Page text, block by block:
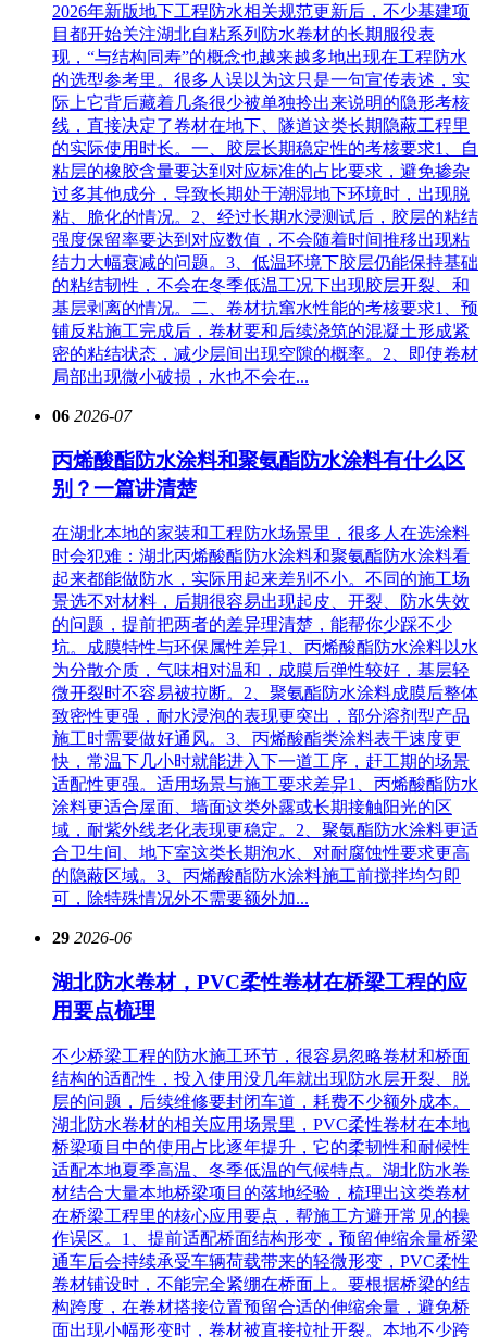
2026年新版地下工程防水相关规范更新后，不少基建项
目都开始关注湖北自粘系列防水卷材的长期服役表
现，“与结构同寿”的概念也越来越多地出现在工程防水
的选型参考里。很多人误以为这只是一句宣传表述，实
际上它背后藏着几条很少被单独拎出来说明的隐形考核
线，直接决定了卷材在地下、隧道这类长期隐蔽工程里
的实际使用时长。一、胶层长期稳定性的考核要求1、自
粘层的橡胶含量要达到对应标准的占比要求，避免掺杂
过多其他成分，导致长期处于潮湿地下环境时，出现脱
粘、脆化的情况。2、经过长期水浸测试后，胶层的粘结
强度保留率要达到对应数值，不会随着时间推移出现粘
结力大幅衰减的问题。3、低温环境下胶层仍能保持基础
的粘结韧性，不会在冬季低温工况下出现胶层开裂、和
基层剥离的情况。二、卷材抗窜水性能的考核要求1、预
铺反粘施工完成后，卷材要和后续浇筑的混凝土形成紧
密的粘结状态，减少层间出现空隙的概率。2、即使卷材
局部出现微小破损，水也不会在...
06 2026-07
丙烯酸酯防水涂料和聚氨酯防水涂料有什么区
别？一篇讲清楚
在湖北本地的家装和工程防水场景里，很多人在选涂料
时会犯难：‌湖北丙烯酸酯防水涂料‌和聚氨酯防水涂料看
起来都能做防水，实际用起来差别不小。不同的施工场
景选不对材料，后期很容易出现起皮、开裂、防水失效
的问题，提前把两者的差异理清楚，能帮你少踩不少
坑。成膜特性与环保属性差异1、丙烯酸酯防水涂料以水
为分散介质，气味相对温和，成膜后弹性较好，基层轻
微开裂时不容易被拉断。2、聚氨酯防水涂料成膜后整体
致密性更强，耐水浸泡的表现更突出，部分溶剂型产品
施工时需要做好通风。3、丙烯酸酯类涂料表干速度更
快，常温下几小时就能进入下一道工序，赶工期的场景
适配性更强。适用场景与施工要求差异1、丙烯酸酯防水
涂料更适合屋面、墙面这类外露或长期接触阳光的区
域，耐紫外线老化表现更稳定。2、聚氨酯防水涂料更适
合卫生间、地下室这类长期泡水、对耐腐蚀性要求更高
的隐蔽区域。3、丙烯酸酯防水涂料施工前搅拌均匀即
可，除特殊情况外不需要额外加...
29 2026-06
湖北防水卷材，PVC柔性卷材在桥梁工程的应
用要点梳理
不少桥梁工程的防水施工环节，很容易忽略卷材和桥面
结构的适配性，投入使用没几年就出现防水层开裂、脱
层的问题，后续维修要封闭车道，耗费不少额外成本。
湖北防水卷材的相关应用场景里，PVC柔性卷材在本地
桥梁项目中的使用占比逐年提升，它的柔韧性和耐候性
适配本地夏季高温、冬季低温的气候特点。湖北防水卷
材结合大量本地桥梁项目的落地经验，梳理出这类卷材
在桥梁工程里的核心应用要点，帮施工方避开常见的操
作误区。1、提前适配桥面结构形变，预留伸缩余量‌桥梁
通车后会持续承受车辆荷载带来的轻微形变，PVC柔性
卷材铺设时，不能完全紧绷在桥面上。要根据桥梁的结
构跨度，在卷材搭接位置预留合适的伸缩余量，避免桥
面出现小幅形变时，卷材被直接拉扯开裂。本地不少跨